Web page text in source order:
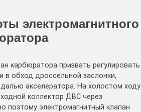
электромагнитного
карбюратора призвать регулировать
в обход дроссельной заслонки,
акселератора. На холостом ходу
коллектор ДВС через
поэтому электромагнитный клапан